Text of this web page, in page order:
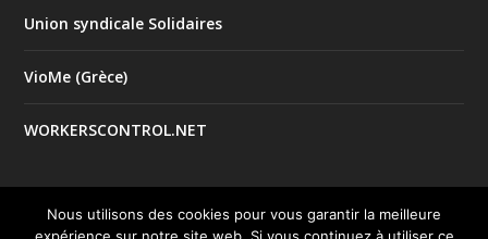
Union syndicale Solidaires
VioMe (Grèce)
WORKERSCONTROL.NET
Nous utilisons des cookies pour vous garantir la meilleure